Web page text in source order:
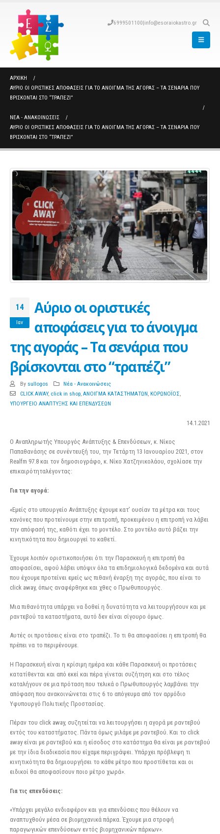
6999501100|info@esoraiokastro.gr
ΑΡΧΙΚΉ
ΑΎΡΙΟ ΟΙ ΟΡΙΣΤΙΚΈΣ ΑΠΟΦΆΣΕΙΣ ΓΙΑ ΤΟ ΆΝΟΙΓΜΑ ΤΗΣ ΑΓΟΡΆΣ – ΤΑ ΣΕΝΆΡΙΑ ΠΟΥ
ΒΡΊΣΚΟΝΤΑΙ ΣΤΟ “ΤΡΑΠΈΖΙ”
ΝΈΑ - ΑΝΑΚΟΙΝΏΣΕΙΣ
ΑΎΡΙΟ ΟΙ ΟΡΙΣΤΙΚΈΣ ΑΠΟΦΆΣΕΙΣ ΓΙΑ ΤΟ ΆΝΟΙΓΜΑ ΤΗΣ ΑΓΟΡΆΣ – ΤΑ ΣΕΝΆΡΙΑ ΠΟΥ
ΒΡΊΣΚΟΝΤΑΙ ΣΤΟ “ΤΡΑΠΈΖΙ”
14
Ιαν
Αύριο οι οριστικές
αποφάσεις για το άνοιγμα
της αγοράς – Τα σενάρια που
βρίσκονται στο “τραπέζι”
By sullogos
Νέα - Ανακοινώσεις
CLICK AWAY, click in shop, ΑΝΟΙΓΜΑ ΚΑΤΑΣΤΗΜΑΤΩΝ, ΚΟΡΩΝΟΪΟΣ,
ΥΠΟΥΡΓΕΙΟ ΑΝΑΠΤΥΞΗΣ ΚΑΙ ΕΠΕΝΔΥΣΕΩΝ
14.1.2021
Ο Αναπληρωτής Υπουργός Ανάπτυξης & Επενδύσεων, κ. Νίκος
Παπαθανάσης σε συνέντευξή του, την Τετάρτη 13 Ιανουαρίου 2021, στον
Realfm 97.8 και τον δημοσιογράφο, κ. Νίκο Χατζηνικολάου, σχολίασε την
επικαιρότηταλέγοντας:
Για την αγορά:
«Εμείς στο υπουργείο Ανάπτυξης έχουμε κατ’ ουσίαν τα μέτρα και τους
κανόνες που προτείνουμε στην επιτροπή, προκειμένου η επιτροπή να λάβει
την απόφασή της, καθότι έχει το μοντέλο. Στο μοντέλο αυτό βάζει την
κινητικότητα που δημιουργεί το καθετί.
Έχουμε λοιπόν οριστικοποιήσει ότι την Παρασκευή η επιτροπή θα
αποφασίσει, αφού λάβει υπόψιν όλα τα επιδημιολογικά δεδομένα και αυτά
που έχουμε προτείνει εμείς ως πιθανή έναρξη της αγοράς, που είναι το
click away, όπως αναφέρθηκε και χθες ο Πρωθυπουργός.
Μια πιθανότητα υπάρχει να δοθεί η δυνατότητα να λειτουργήσουν και με
ραντεβού τα καταστήματα, αυτό δεν είναι σίγουρο όμως.
Αυτές οι προτάσεις είναι στο τραπέζι. Το τι θα αποφασίσει η επιτροπή θα
πρέπει να το περιμένουμε.
Η Παρασκευή είναι η κρίσιμη ημέρα και κάθε Παρασκευή οι προτάσεις
κατατίθενται και από εκεί και πέρα γίνεται συζήτηση και στο τέλος
καταλήγουν σε μια πρόταση που τελικά ο Πρωθυπουργός λαμβάνει την
απόφαση που ανακοινώνεται στις 6 το απόγευμα από τον αρμόδιο
Υφυπουργό Πολιτικής Προστασίας.
Πέραν του click away, συζητείται να λειτουργήσει η αγορά με ραντεβού
εντός του καταστήματος. Πάντα όμως μιλάμε με ραντεβού. Και το click
away είναι με ραντεβού και η είσοδος στο κατάστημα θα είναι με ραντεβού
με την ίδια διαδικασία που είχαμε περιγράψει. Υπάρχει πρόβλεψη τι
κινητικότητα θα δημιουργήσει το κάθε μέτρο που προστίθεται και οι
ειδικοί θα αποφασίσουν ποιο μέτρο χωρά».
Για τις επενδύσεις:
«Υπάρχει μεγάλο ενδιαφέρον και για επενδύσεις που θέλουν να
αναπτυχθούν μέσα σε βιομηχανικά πάρκα. Έχουμε μια στροφή
παραγωγικών επενδύσεων εντός βιομηχανικών πάρκων».